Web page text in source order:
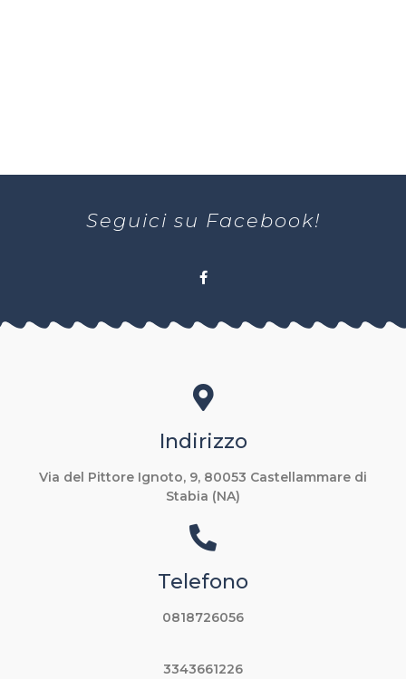
Seguici su Facebook!
Indirizzo
Via del Pittore Ignoto, 9, 80053 Castellammare di
Stabia (NA)
Telefono
0818726056
3343661226